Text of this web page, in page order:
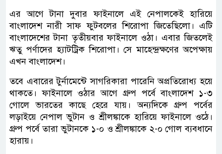
এর আগে টানা দুবার ফাইনালে এই নেপালকেই হারিয়ে
বাংলাদেশ নারী সাফ ফুটবলের শিরোপা জিতেছিলো। এটি
বাংলাদেশের টানা তৃতীয়বার ফাইনালে ওঠা। এবার জিতলেই
ঋতু পর্ণাদের হ্যাটট্রিক শিরোপা। সে মাহেন্দ্রক্ষণের অপেক্ষায়
এখন বাংলাদেশ।
তবে এবারের টুর্ন‍ামেন্টে সাগরিকারা পারেনি অপ্রতিরোধ্য হয়ে
থাকতে। ফাইনালে ওঠার আগে গ্রুপ পর্বে বাংলাদেশ ১-৩
গোলে ভারতের কাছে হেরে যায়। অন্যদিকে গ্রুপ পর্বের
লড়াইয়ে নেপাল ভুটান ও শ্রীলঙ্কাকে হারিয়ে ফাইনালে ওঠে।
গ্রুপ পর্বে তারা ভুটানকে ১-০ ও শ্রীলঙ্কাকে ২-০ গোল ব্যবধানে
হারায়।